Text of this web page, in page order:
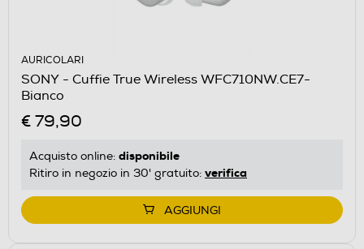
AURICOLARI
SONY - Cuffie True Wireless WFC710NW.CE7-
Bianco
€ 79,90
Acquisto online: disponibile
Ritiro in negozio in 30' gratuito: verifica
AGGIUNGI